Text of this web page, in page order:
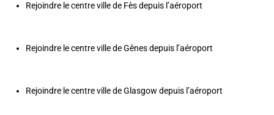
Rejoindre le centre ville de Fès depuis l’aéroport
Rejoindre le centre ville de Gênes depuis l’aéroport
Rejoindre le centre ville de Glasgow depuis l’aéroport